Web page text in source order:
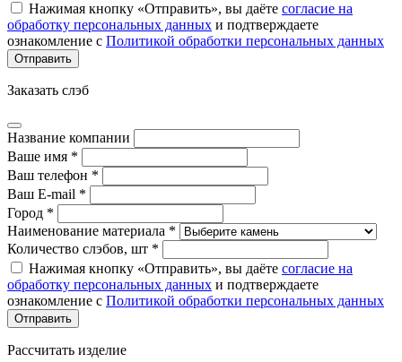
Нажимая кнопку «Отправить», вы даёте согласие на
обработку персональных данных и подтверждаете
ознакомление с Политикой обработки персональных данных
Заказать слэб
Название компании
Ваше имя *
Ваш телефон *
Ваш E-mail *
Город *
Наименование материала *
Количество слэбов, шт *
Нажимая кнопку «Отправить», вы даёте согласие на
обработку персональных данных и подтверждаете
ознакомление с Политикой обработки персональных данных
Рассчитать изделие